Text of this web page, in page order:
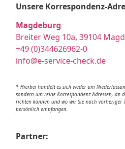
Unsere Korrespondenz-
Magdeburg
Breiter Weg 10a, 39104
+49 (0)344626962-0
info@e-service-check.de
* Hierbei handelt es sich weder um
sondern um reine Korrespondenz-Adressen, an
richten können und wo wir Sie nach vorheriger
persönlich empfangen.
Partner: